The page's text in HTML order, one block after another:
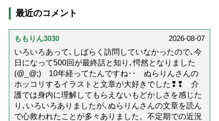
最近のコメント
ももりん3030
2026-08-07
いろいろあって､しばらく訪問していなかったので､今
日になって500回が最終話と知り､愕然となりました
(@_@;) 10年経ってたんですね･･ ぬらりんさんの
ホッコリするイラストと文章が大好きでした❢❢ 介
護では身内に理解してもらえないもどかしさを感じた
り､いろいろありましたが､ぬらりんさんの文章を読ん
で心救われたことが多々ありました。不定期での近況